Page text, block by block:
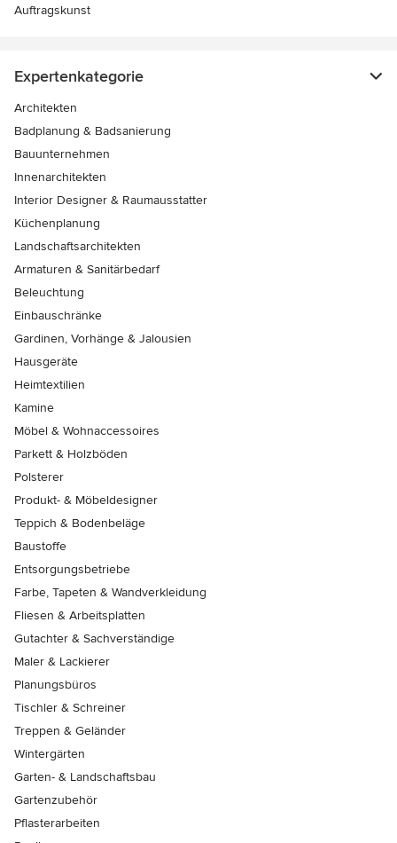
Auftragskunst
Expertenkategorie
Architekten
Badplanung & Badsanierung
Bauunternehmen
Innenarchitekten
Interior Designer & Raumausstatter
Küchenplanung
Landschaftsarchitekten
Armaturen & Sanitärbedarf
Beleuchtung
Einbauschränke
Gardinen, Vorhänge & Jalousien
Hausgeräte
Heimtextilien
Kamine
Möbel & Wohnaccessoires
Parkett & Holzböden
Polsterer
Produkt- & Möbeldesigner
Teppich & Bodenbeläge
Baustoffe
Entsorgungsbetriebe
Farbe, Tapeten & Wandverkleidung
Fliesen & Arbeitsplatten
Gutachter & Sachverständige
Maler & Lackierer
Planungsbüros
Tischler & Schreiner
Treppen & Geländer
Wintergärten
Garten- & Landschaftsbau
Gartenzubehör
Pflasterarbeiten